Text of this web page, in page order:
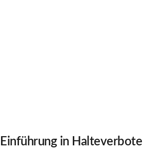
Einführung in Halteverbote